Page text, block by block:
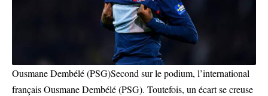
Ousmane Dembélé (PSG)Second sur le podium, l’international
français Ousmane Dembélé (PSG). Toutefois, un écart se creuse